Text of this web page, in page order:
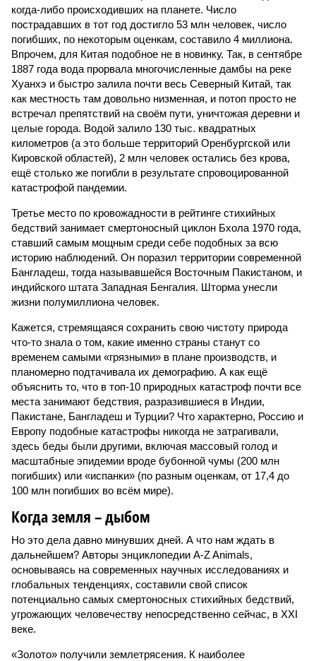
когда-либо происходивших на планете. Число
пострадавших в тот год достигло 53 млн человек, число
погибших, по некоторым оценкам, составило 4 миллиона.
Впрочем, для Китая подобное не в новинку. Так, в сентябре
1887 года вода прорвала многочисленные дамбы на реке
Хуанхэ и быстро залила почти весь Северный Китай, так
как местность там довольно низменная, и потоп просто не
встречал препятствий на своём пути, уничтожая деревни и
целые города. Водой залило 130 тыс. квадратных
километров (а это больше территорий Оренбургской или
Кировской областей), 2 млн человек остались без крова,
ещё столько же погибли в результате спровоцированной
катастрофой пандемии.
Третье место по кровожадности в рейтинге стихийных
бедствий занимает смертоносный циклон Бхола 1970 года,
ставший самым мощным среди себе подобных за всю
историю наблюдений. Он поразил территории современной
Бангладеш, тогда называвшейся Восточным Пакистаном, и
индийского штата Западная Бенгалия. Шторма унесли
жизни полумиллиона человек.
Кажется, стремящаяся сохранить свою чистоту природа
что-то знала о том, какие именно страны станут со
временем самыми «грязными» в плане производств, и
планомерно подтачивала их демографию. А как ещё
объяснить то, что в топ-10 природных катастроф почти все
места занимают бедствия, разразившиеся в Индии,
Пакистане, Бангладеш и Турции? Что характерно, Россию и
Европу подобные катастрофы никогда не затрагивали,
здесь беды были другими, включая массовый голод и
масштабные эпидемии вроде бубонной чумы (200 млн
погибших) или «испанки» (по разным оценкам, от 17,4 до
100 млн погибших во всём мире).
Когда земля – дыбом
Но это дела давно минувших дней. А что нам ждать в
дальнейшем? Авторы энциклопедии A-Z Animals,
основываясь на современных научных исследованиях и
глобальных тенденциях, составили свой список
потенциально самых смертоносных стихийных бедствий,
угрожающих человечеству непосредственно сейчас, в XXI
веке.
«Золото» получили землетрясения. К наиболее